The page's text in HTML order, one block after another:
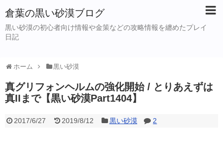
倉葉の黒い砂漠ブログ
黒い砂漠の初心者向け情報や金策などの攻略情報を纏めたプレイ
日記
ホーム 黒い砂漠
真グリフォンヘルムの強化開始 / とりあえずは
真IIまで【黒い砂漠Part1404】
2017/6/27 2019/8/12 黒い砂漠 2